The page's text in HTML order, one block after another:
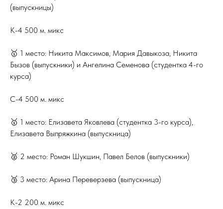
(выпускницы)
К-4 500 м. микс
🥇 1 место: Никита Максимов, Мария Давыкоза, Никита
Бызов (выпускники) и Ангелина Семенова (студентка 4-го
курса)
С-4 500 м. микс
🥇 1 место: Елизавета Яковлева (студентка 3-го курса),
Елизавета Выпряжкина (выпускница)
🥈 2 место: Роман Шукшин, Павел Белов (выпускники)
🥉 3 место: Арина Переверзева (выпускница)
К-2 200 м. микс